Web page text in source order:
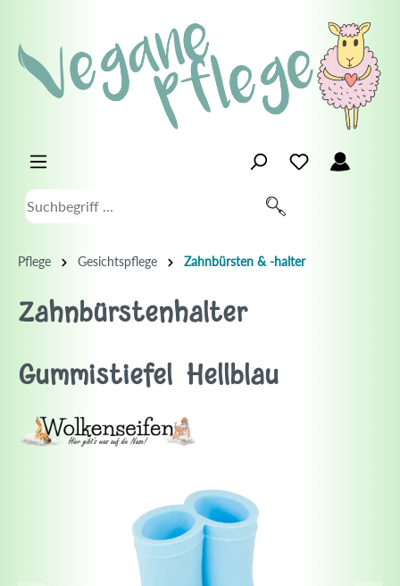
Pflege Gesichtspflege Zahnbürsten & -halter
Zahnbürstenhalter
Gummistiefel Hellblau